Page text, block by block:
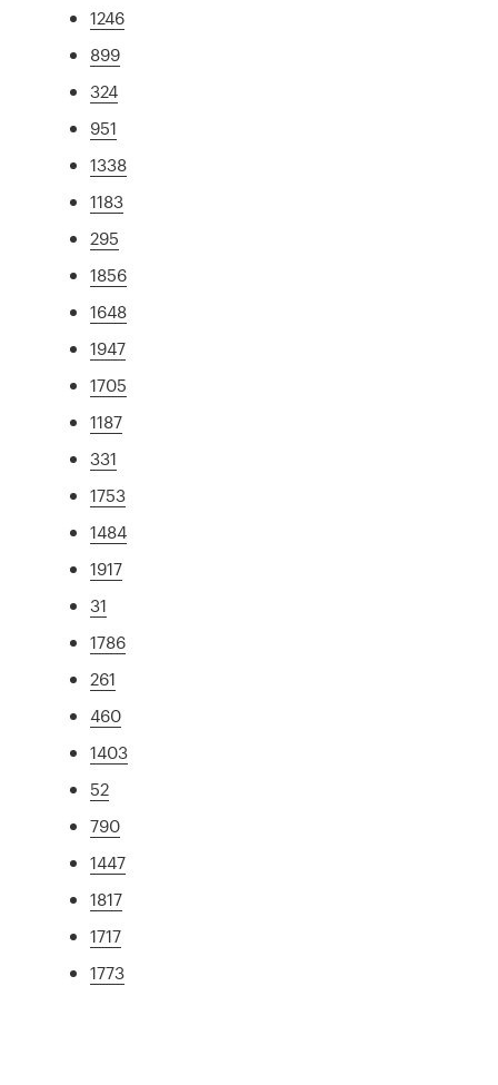
1246
899
324
951
1338
1183
295
1856
1648
1947
1705
1187
331
1753
1484
1917
31
1786
261
460
1403
52
790
1447
1817
1717
1773